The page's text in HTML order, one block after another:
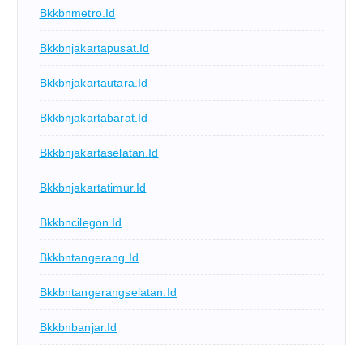
Bkkbnmetro.id
Bkkbnjakartapusat.id
Bkkbnjakartautara.id
Bkkbnjakartabarat.id
Bkkbnjakartaselatan.id
Bkkbnjakartatimur.id
Bkkbncilegon.id
Bkkbntangerang.id
Bkkbntangerangselatan.id
Bkkbnbanjar.id